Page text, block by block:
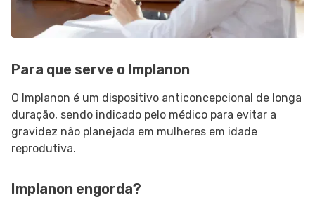
Para que serve o Implanon
O Implanon é um dispositivo anticoncepcional de longa
duração, sendo indicado pelo médico para evitar a
gravidez não planejada em mulheres em idade
reprodutiva.
Implanon engorda?